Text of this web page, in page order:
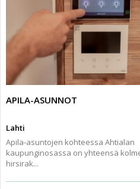
APILA-ASUNNOT
Lahti
Apila-asuntojen kohteessa Ahtialan
kaupunginosassa on yhteensä
hirsirak...